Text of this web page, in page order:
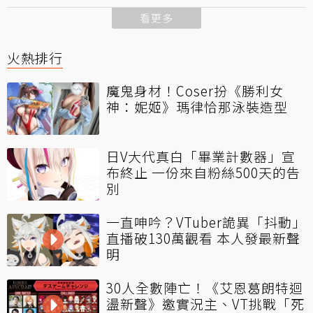
看更多
火熱排行
魔鬼身材！Coser扮《勝利女
神：妮姬》瑪律恰那泳裝造型
日V大代真白「畢業計數器」宣
布終止 一份來自粉絲500天的告
別
一直呻吟？VTuber詭異「抖動」
直播破130萬觀看 本人發最新聲
明
30人全數陣亡！《艾恩葛朗特迴
盪新聲》邀實況主、VT挑戰「死